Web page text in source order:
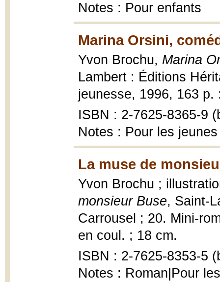
Notes : Pour enfants
Marina Orsini,
Yvon Brochu, Marina
Lambert : Éditions
jeunesse, 1996, 163
ISBN : 2-7625-8365-9
Notes : Pour les jeunes
La muse de
Yvon Brochu ;
monsieur Buse, Saint-
Carrousel ; 20. Mini-
en coul. ; 18 cm.
ISBN : 2-7625-8353-5
Notes : Roman|Pour